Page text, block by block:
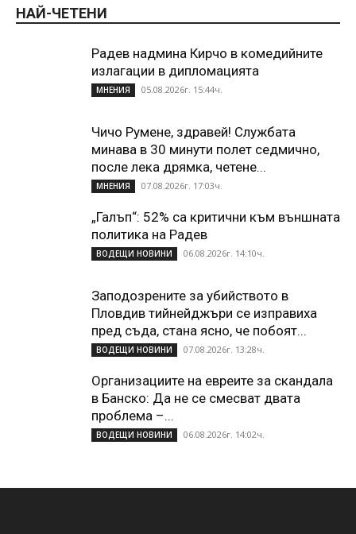
НАЙ-ЧЕТЕНИ
Радев надмина Кирчо в комедийните
излагации в дипломацията
МНЕНИЯ 05.08.2026г. 15:44ч.
Чичо Румене, здравей! Службата
минава в 30 минути полет седмично,
после лека дрямка, четене...
МНЕНИЯ 07.08.2026г. 17:03ч.
„Галъп“: 52% са критични към външната
политика на Радев
ВОДЕЩИ НОВИНИ 06.08.2026г. 14:10ч.
Заподозрените за убийството в
Пловдив тийнейджъри се изправиха
пред съда, стана ясно, че побоят...
ВОДЕЩИ НОВИНИ 07.08.2026г. 13:28ч.
Организациите на евреите за скандала
в Банско: Да не се смесват двата
проблема –...
ВОДЕЩИ НОВИНИ 06.08.2026г. 14:02ч.